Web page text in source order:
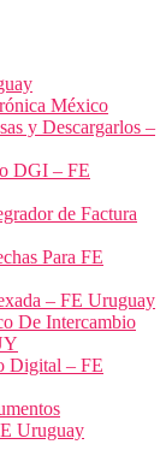
México
y Descargarlos –
DGI – FE
de Factura
Para FE
– FE Uruguay
De Intercambio
Digital – FE
Uruguay